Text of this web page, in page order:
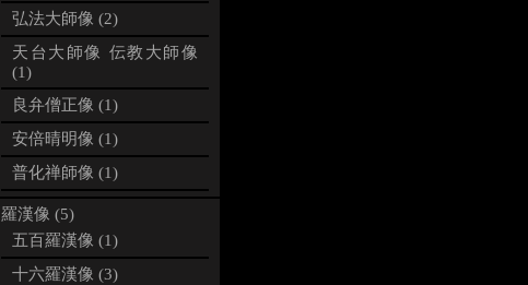
弘法大師像 (2)
天台大師像 伝教大師像
(1)
良弁僧正像 (1)
安倍晴明像 (1)
普化禅師像 (1)
羅漢像 (5)
五百羅漢像 (1)
十六羅漢像 (3)